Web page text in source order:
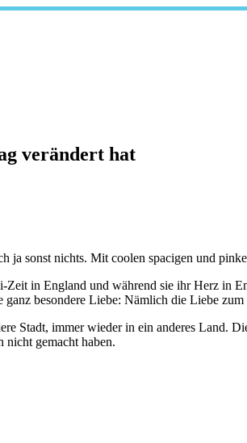
verändert hat
sonst nichts. Mit coolen spacigen und
in England und während sie ihr Herz in
besondere Liebe: Nämlich die Liebe zum
Stadt, immer wieder in ein anderes Land.
nicht gemacht haben.